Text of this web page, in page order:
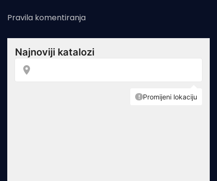
Pravila komentiranja